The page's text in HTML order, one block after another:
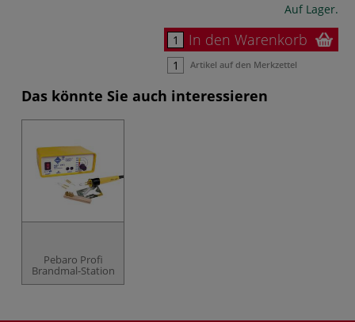
Auf Lager.
In den Warenkorb
Artikel auf den Merkzettel
Das könnte Sie auch interessieren
Pebaro Profi
Brandmal-Station